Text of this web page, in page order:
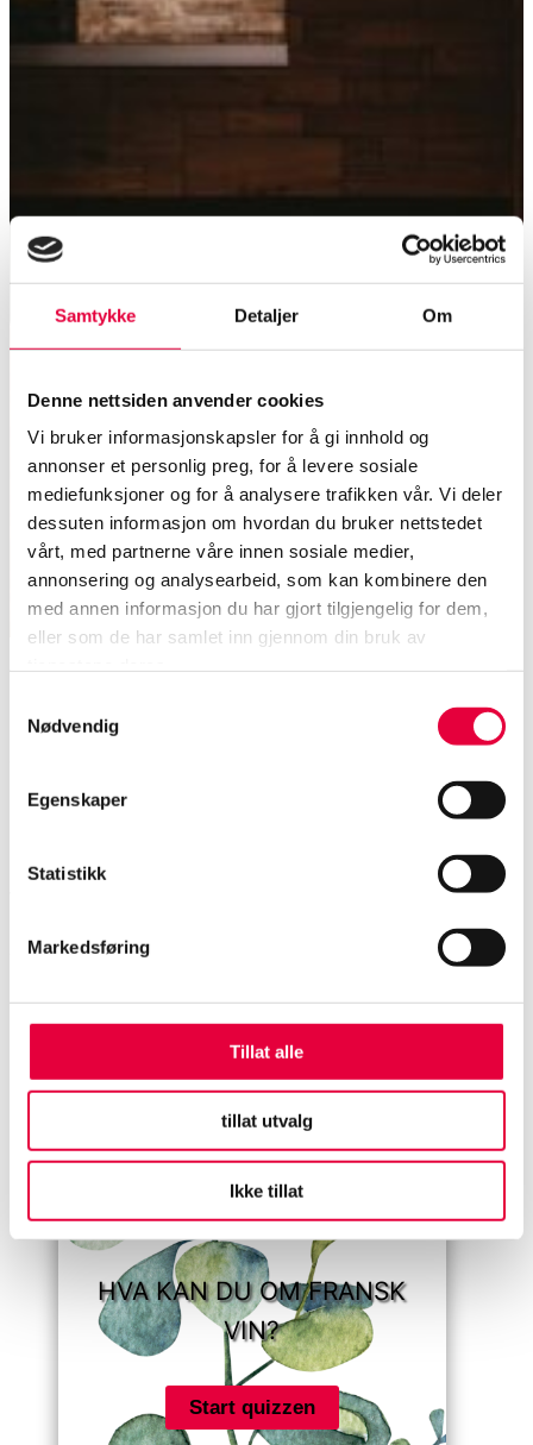
Samtykke Detaljer Om
Denne nettsiden anvender cookies
Vi bruker informasjonskapsler for å gi innhold og
annonser et personlig preg, for å levere sosiale
mediefunksjoner og for å analysere trafikken vår. Vi deler
dessuten informasjon om hvordan du bruker nettstedet
vårt, med partnerne våre innen sosiale medier,
annonsering og analysearbeid, som kan kombinere den
med annen informasjon du har gjort tilgjengelig for dem,
eller som de har samlet inn gjennom din bruk av
Nødvendig
Egenskaper
Statistikk
Markedsføring
Tillat alle
tillat utvalg
Ikke tillat
Hva kan du om fransk
Hva kan du om fransk vin? Har du oversikt over de
forskjellige vinområdene? Og er historieforståelsen
på plass? Ta en fransk vinquiz om verdens viktigste
vinland!
HVA KAN DU OM FRANSK
VIN?